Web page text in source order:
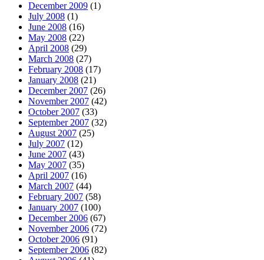
December 2009 (1)
July 2008 (1)
June 2008 (16)
May 2008 (22)
April 2008 (29)
March 2008 (27)
February 2008 (17)
January 2008 (21)
December 2007 (26)
November 2007 (42)
October 2007 (33)
September 2007 (32)
August 2007 (25)
July 2007 (12)
June 2007 (43)
May 2007 (35)
April 2007 (16)
March 2007 (44)
February 2007 (58)
January 2007 (100)
December 2006 (67)
November 2006 (72)
October 2006 (91)
September 2006 (82)